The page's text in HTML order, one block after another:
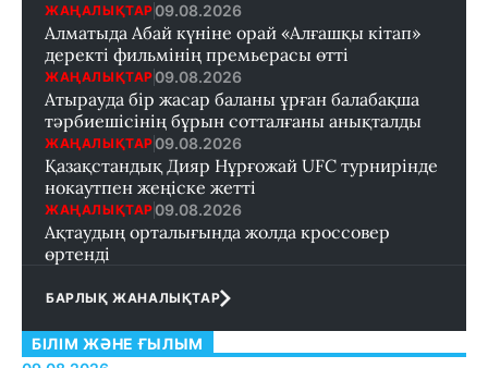
ЖАҢАЛЫҚТАР 09.08.2026
Алматыда Абай күніне орай «Алғашқы кітап»
деректі фильмінің премьерасы өтті
ЖАҢАЛЫҚТАР 09.08.2026
Атырауда бір жасар баланы ұрған балабақша
тәрбиешісінің бұрын сотталғаны анықталды
ЖАҢАЛЫҚТАР 09.08.2026
Қазақстандық Дияр Нұрғожай UFC турнирінде
нокаутпен жеңіске жетті
ЖАҢАЛЫҚТАР 09.08.2026
Ақтаудың орталығында жолда кроссовер
өртенді
БАРЛЫҚ ЖАНАЛЫҚТАР
БІЛІМ ЖӘНЕ ҒЫЛЫМ